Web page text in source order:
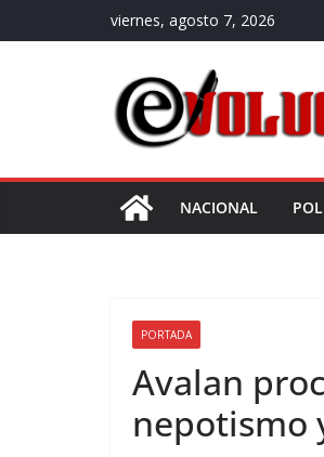
al
viernes, agosto 7, 2026
NACIONAL
PORTADA
Avalan
nepotismo